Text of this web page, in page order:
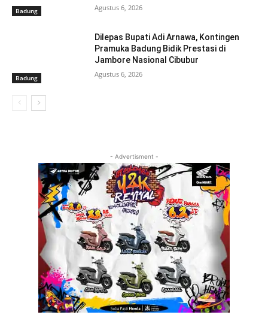
Badung Agustus 6, 2026
Badung
Dilepas Bupati Adi Arnawa, Kontingen
Pramuka Badung Bidik Prestasi di
Jambore Nasional Cibubur
Agustus 6, 2026
- Advertisment -